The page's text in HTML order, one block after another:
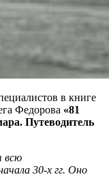
в книге
Федорова «81
Путеводитель
всю
30-х гг. Оно